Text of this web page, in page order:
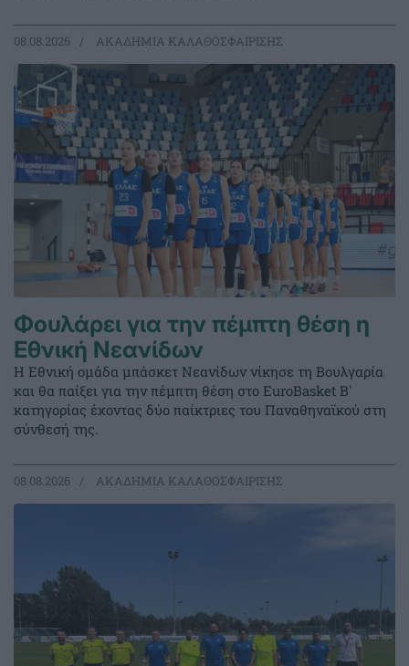
08.08.2026 ΑΚΑΔΗΜΙΑ ΚΑΛΑΘΟΣΦΑΙΡΙΣΗΣ
Φουλάρει για την πέμπτη θέση η
Εθνική Νεανίδων
Η Εθνική ομάδα μπάσκετ Νεανίδων νίκησε τη Βουλγαρία
και θα παίξει για την πέμπτη θέση στο EuroBasket Β'
κατηγορίας έχοντας δύο παίκτριες του Παναθηναϊκού στη
σύνθεσή της.
08.08.2026 ΑΚΑΔΗΜΙΑ ΚΑΛΑΘΟΣΦΑΙΡΙΣΗΣ